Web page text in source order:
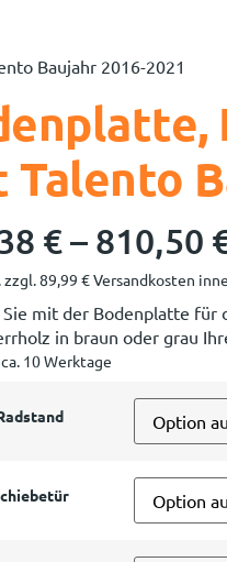
Baujahr 2016-2021
Talento
€– 810,50
zzgl.89,99 €Versandkosten
mit der Bodenplatte für
in braun oder grau
ca. 10 Werktage